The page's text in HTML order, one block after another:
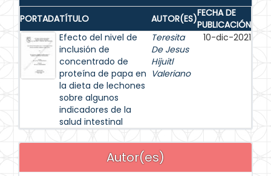
PORTADATÍTULO AUTOR(ES)FECHA DE
PUBLICACIÓN
Efecto del nivel de
inclusión de
concentrado de
proteína de papa en
la dieta de lechones
sobre algunos
indicadores de la
salud intestinal
Teresita
De Jesus
Hijuitl
Valeriano
10-dic-2021
Autor(es)